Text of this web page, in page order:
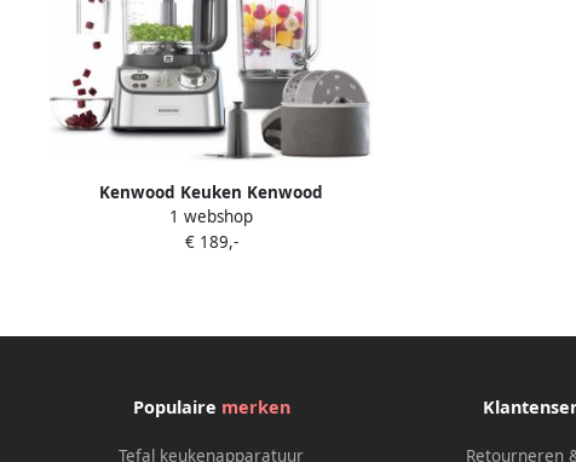
Kenwood Keuken Kenwood
FDM71.960SS 3 l Roestvrijstaal
Draaiknop 1 5 l Kunststof Metaal
1 webshop
€ 189,-
Populaire merken
Tefal keukenapparatuur
Retourneren